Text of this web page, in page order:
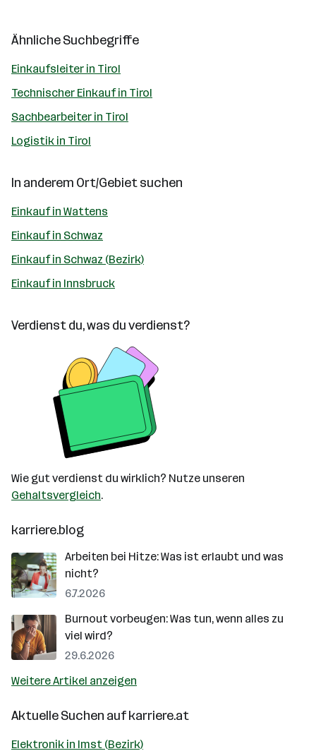
Ähnliche Suchbegriffe
Einkaufsleiter in Tirol
Technischer Einkauf in Tirol
Sachbearbeiter in Tirol
Logistik in Tirol
In anderem Ort/Gebiet suchen
Einkauf in Wattens
Einkauf in Schwaz
Einkauf in Schwaz (Bezirk)
Einkauf in Innsbruck
Verdienst du, was du verdienst?
Wie gut verdienst du wirklich? Nutze unseren
Gehaltsvergleich.
karriere.blog
Arbeiten bei Hitze: Was ist erlaubt und was
nicht?
6.7.2026
Burnout vorbeugen: Was tun, wenn alles zu
viel wird?
29.6.2026
Weitere Artikel anzeigen
Aktuelle Suchen aufkarriere.at
Elektronik in Imst (Bezirk)